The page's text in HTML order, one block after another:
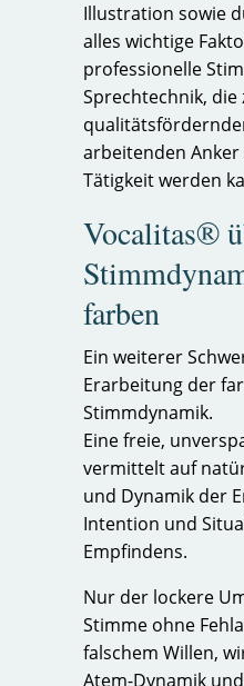
Illustration sowie
alles wichtige
professionelle
Sprechtechnik, die
arbeitenden
Tätigkeit werden
Vocalitas®
farben
Ein weiterer
Erarbeitung der
Stimmdynamik.
Eine freie,
vermittelt auf
und Dynamik der
Intention und
Empfindens.
Nur der lockere
Stimme ohne
falschem Willen,
Atem-Dynamik